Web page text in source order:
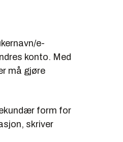
e-
konto. Med
må gjøre
form for
skriver